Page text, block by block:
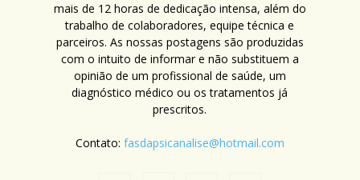
mais de 12 horas de dedicação intensa, além do
trabalho de colaboradores, equipe técnica e
parceiros. As nossas postagens são produzidas
com o intuito de informar e não substituem a
opinião de um profissional de saúde, um
diagnóstico médico ou os tratamentos já
prescritos.
Contato: fasdapsicanalise@hotmail.com